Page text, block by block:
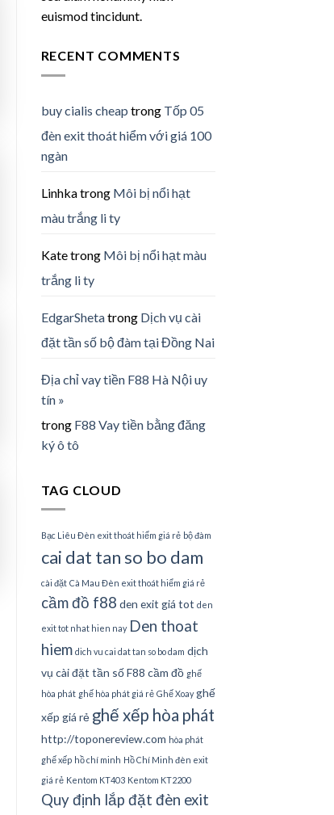
euismod tincidunt.
RECENT COMMENTS
buy cialis cheap trong Tốp 05
đèn exit thoát hiểm với giá 100
ngàn
Linhkatrong Môi bị nổi hạt
màu trắng li ty
Katetrong Môi bị nổi hạt màu
trắng li ty
EdgarShetatrong Dịch vụ cài
đặt tần số bộ đàm tại Đồng Nai
Địa chỉ vay tiền F88 Hà Nội uy
tín »
trong F88 Vay tiền bằng đăng
ký ô tô
TAG CLOUD
Bạc Liêu Đèn exit thoát hiểm giá rẻ bộ đàm
cai dat tan so bo dam
cài đặt Cà Mau Đèn exit thoát hiểm giá rẻ
cầm đồ f88 den exit giá tot den
exit tot nhat hien nay Den thoat
hiem dich vu cai dat tan so bo dam dịch
vụ cài đặt tần số F88 cầm đồ ghế
hòa phát ghế hòa phát giá rẻ Ghế Xoay ghế
xếp giá rẻ ghế xếp hòa phát
http://toponereview.com hòa phát
ghế xếp hồ chí minh Hồ Chí Minh đèn exit
giá rẻ Kentom KT403 Kentom KT2200
Quy định lắp đặt đèn exit